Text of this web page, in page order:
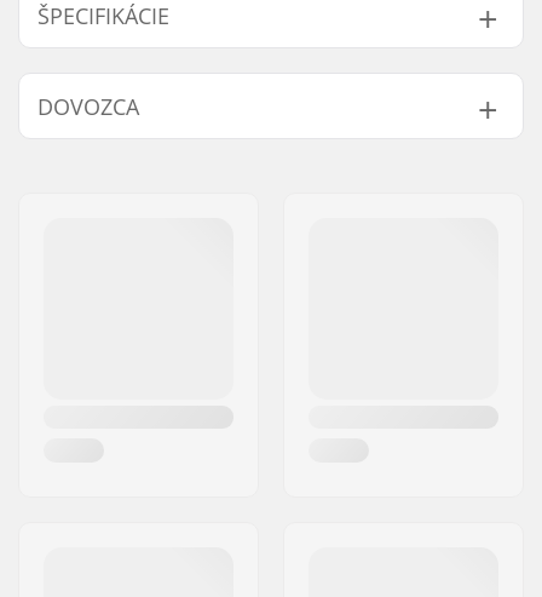
ŠPECIFIKÁCIE
Length:
53.3cm (21")
Width:
Hmotnosť:
40g
DOVOZCA